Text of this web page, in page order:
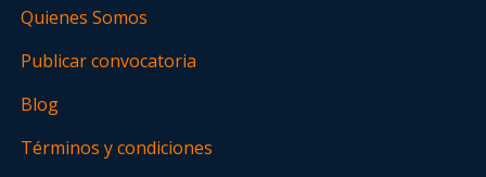
Quienes Somos
Publicar convocatoria
Blog
Términos y condiciones